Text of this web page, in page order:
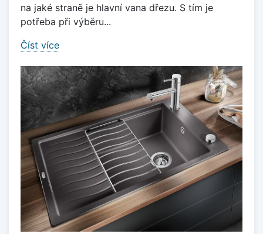
na jaké straně je hlavní vana dřezu. S tím je
potřeba při výběru...
Číst více